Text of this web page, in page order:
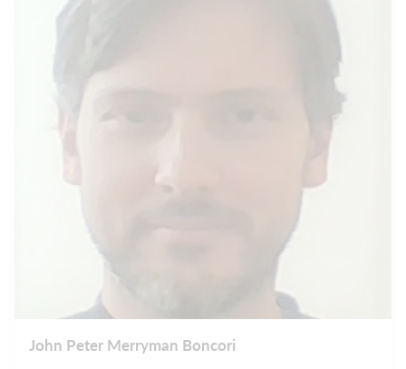
John Peter Merryman Boncori